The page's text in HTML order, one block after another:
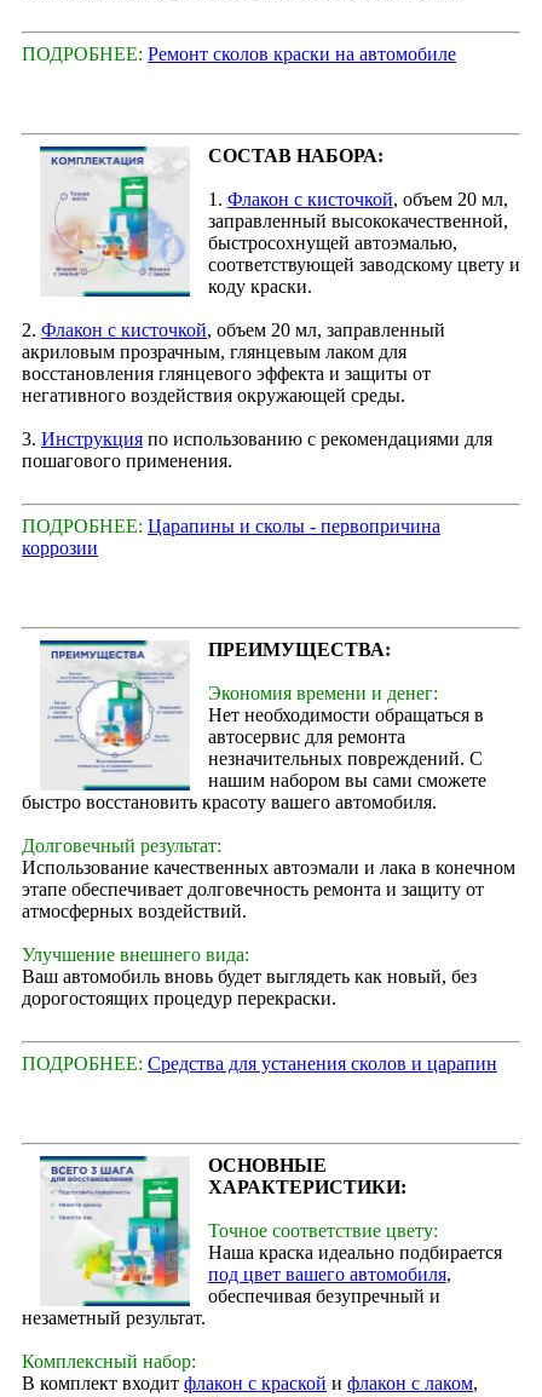
ПОДРОБНЕЕ: Ремонт сколов краски на автомобиле
СОСТАВ НАБОРА:
1. Флакон с кисточкой, объем 20 мл,
заправленный высококачественной,
быстросохнущей автоэмалью,
соответствующей заводскому цвету и
коду краски.
2. Флакон с кисточкой, объем 20 мл, заправленный
акриловым прозрачным, глянцевым лаком для
восстановления глянцевого эффекта и защиты от
негативного воздействия окружающей среды.
3. Инструкция по использованию с рекомендациями для
пошагового применения.
ПОДРОБНЕЕ: Царапины и сколы - первопричина
коррозии
ПРЕИМУЩЕСТВА:
Экономия времени и денег:
Нет необходимости обращаться в
автосервис для ремонта
незначительных повреждений. С
нашим набором вы сами сможете
быстро восстановить красоту вашего автомобиля.
Долговечный результат:
Использование качественных автоэмали и лака в конечном
этапе обеспечивает долговечность ремонта и защиту от
атмосферных воздействий.
Улучшение внешнего вида:
Ваш автомобиль вновь будет выглядеть как новый, без
дорогостоящих процедур перекраски.
ПОДРОБНЕЕ: Средства для устанения сколов и царапин
ОСНОВНЫЕ
ХАРАКТЕРИСТИКИ:
Точное соответствие цвету:
Наша краска идеально подбирается
под цвет вашего автомобиля,
обеспечивая безупречный и
незаметный результат.
Комплексный набор:
В комплект входит флакон с краской и флакон с лаком,